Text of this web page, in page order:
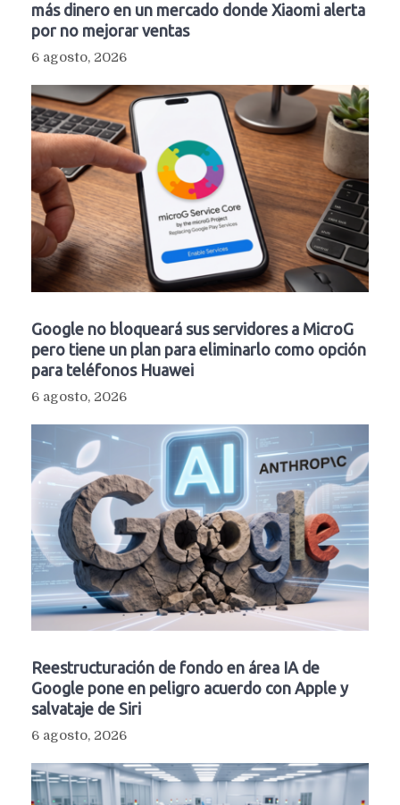
más dinero en un mercado donde Xiaomi alerta
por no mejorar ventas
6 agosto, 2026
Google no bloqueará sus servidores a MicroG
pero tiene un plan para eliminarlo como opción
para teléfonos Huawei
6 agosto, 2026
Reestructuración de fondo en área IA de
Google pone en peligro acuerdo con Apple y
salvataje de Siri
6 agosto, 2026